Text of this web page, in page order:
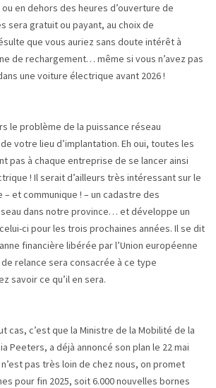
en dehors des heures d’ouverture de
sera gratuit ou payant, au choix de
que vous auriez sans doute intérêt à
de rechargement… même si vous n’avez pas
une voiture électrique avant 2026 !
le problème de la puissance réseau
votre lieu d’implantation. Eh oui, toutes les
pas à chaque entreprise de se lancer ainsi
! Il serait d’ailleurs très intéressant sur le
– et communique ! – un cadastre des
dans notre province… et développe un
ci pour les trois prochaines années. Il se dit
financière libérée par l’Union européenne
relance sera consacrée à ce type
savoir ce qu’il en sera.
cas, c’est que la Ministre de la Mobilité de la
Peeters, a déjà annoncé son plan le 22 mai
pas très loin de chez nous, on promet
pour fin 2025, soit 6.000 nouvelles bornes